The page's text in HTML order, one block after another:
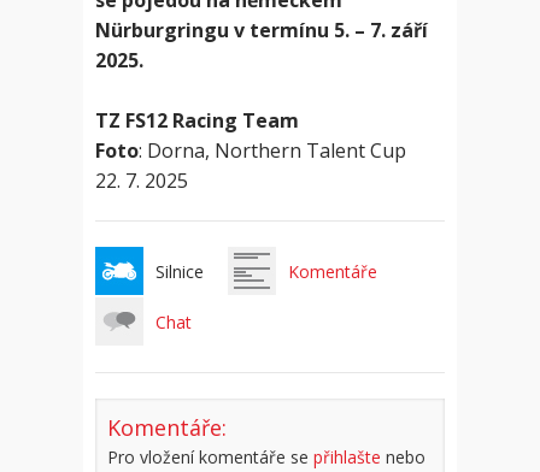
Nürburgringu v termínu 5. – 7. září
2025.
TZ FS12 Racing Team
Foto: Dorna, Northern Talent Cup
22. 7. 2025
Silnice Komentáře
Chat
Komentáře:
Pro vložení komentáře se přihlašte nebo